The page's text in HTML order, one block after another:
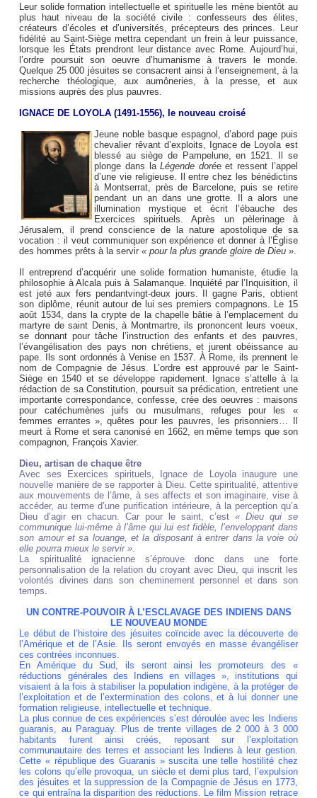
Leur solide formation intellectuelle et spirituelle les mène bientôt au
plus haut niveau de la société civile : confesseurs des élites,
créateurs d’écoles et d’universités, précepteurs des princes. Leur
fidélité au Saint-Siège mettra cependant un frein à leur puissance,
lorsque les États prendront leur distance avec Rome. Aujourd’hui,
l’ordre poursuit son oeuvre d’humanisme à travers le monde.
Quelque 25 000 jésuites se consacrent ainsi à l’enseignement, à la
recherche théologique, aux aumôneries, à la presse, et aux
missions auprès des plus pauvres.
IGNACE DE LOYOLA (1491-1556), le nouveau croisé
Jeune noble basque espagnol, d’abord page puis
chevalier rêvant d’exploits, Ignace de Loyola est
blessé au siège de Pampelune, en 1521. Il se
plonge dans laLégende dorée et ressent l’appel
d’une vie religieuse. Il entre chez les bénédictins
à Montserrat, près de Barcelone, puis se retire
pendant un an dans une grotte. Il a alors une
illumination mystique et écrit l’ébauche des
Exercices spirituels. Après un pèlerinage à
Jérusalem, il prend conscience de la nature apostolique de sa
vocation : il veut communiquer son expérience et donner à l’Église
des hommes prêts à la servir« pour la plus grande gloire de Dieu »
Il entreprend d’acquérir une solide formation humaniste, étudie la
philosophie à Alcala puis à Salamanque. Inquiété par l’Inquisition, il
est jeté aux fers pendantvingt-deux jours. Il gagne Paris, obtient
son diplôme, réunit autour de lui ses premiers compagnons. Le 15
août 1534, dans la crypte de la chapelle bâtie à l’emplacement du
martyre de saint Denis, à Montmartre, ils prononcent leurs voeux,
se donnant pour tâche l’instruction des enfants et des pauvres,
l’évangélisation des pays non chrétiens, et jurent obéissance au
pape. Ils sont ordonnés à Venise en 1537. À Rome, ils prennent le
nom de Compagnie de Jésus. L’ordre est approuvé par le Saint-
Siège en 1540 et se développe rapidement. Ignace s’attelle à la
rédaction de sa Constitution, poursuit sa prédication, entretient une
importante correspondance, confesse, crée des oeuvres : maisons
pour catéchumènes juifs ou musulmans, refuges pour les «
femmes errantes », quêtes pour les pauvres, les prisonniers… Il
meurt à Rome et sera canonisé en 1662, en même temps que son
compagnon, François Xavier.
Dieu, artisan de chaque être
Avec ses Exercices spirituels, Ignace de Loyola inaugure une
nouvelle manière de se rapporter à Dieu. Cette spiritualité, attentive
aux mouvements de l’âme, à ses affects et son imaginaire, vise à
accéder, au terme d’une purification intérieure, à la perception qu’a
Dieu d’agir en chacun. Car pour le saint, c’est« Dieu qui se
communique lui-même à l’âme qui lui est fidèle, l’enveloppant dans
son amour et sa louange, et la disposant à entrer dans la voie où
elle pourra mieux le servir »
La spiritualité ignacienne s’éprouve donc dans une forte
personnalisation de la relation du croyant avec Dieu, qui inscrit les
volontés divines dans son cheminement personnel et dans son
temps
UN CONTRE-POUVOIR À L’ESCLAVAGE DES INDIENS DANS
LE NOUVEAU MONDE
Le début de l’histoire des jésuites coïncide avec la découverte de
l’Amérique et de l’Asie. Ils seront envoyés en masse évangéliser
ces contrées inconnues.
En Amérique du Sud, ils seront ainsi les promoteurs des «
réductions générales des Indiens en villages », institutions qui
visaient à la fois à stabiliser la population indigène, à la protéger de
l’exploitation et de l’extermination des colons, et à lui donner une
formation religieuse, intellectuelle et technique.
La plus connue de ces expériences s’est déroulée avec les Indiens
guaranis, au Paraguay. Plus de trente villages de 2 000 à 3 000
habitants furent ainsi créés, reposant sur l’exploitation
communautaire des terres et associant les Indiens à leur gestion.
Cette « république des Guaranis » suscita une telle hostilité chez
les colons qu’elle provoqua, un siècle et demi plus tard, l’expulsion
des jésuites et la suppression de la Compagnie de Jésus en 1773,
ce qui entraîna la disparition des réductions. Le film Mission retrace